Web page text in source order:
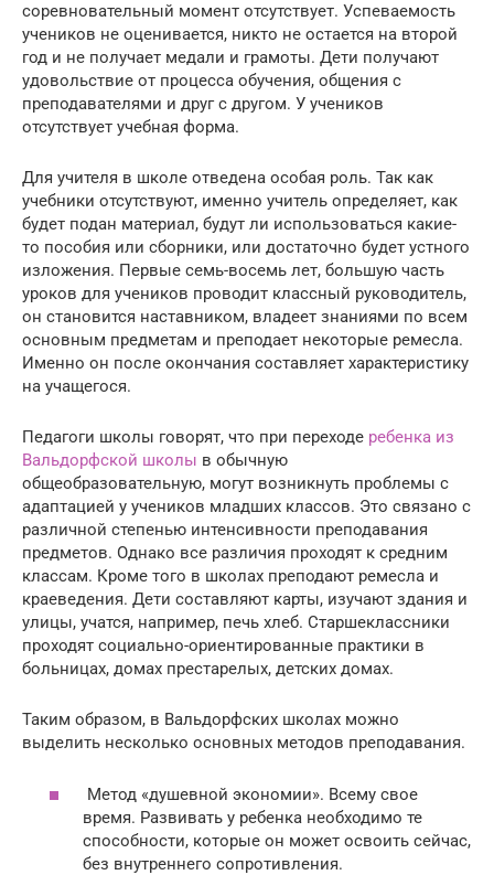
соревновательный момент отсутствует. Успеваемость
учеников не оценивается, никто не остается на второй
год и не получает медали и грамоты. Дети получают
удовольствие от процесса обучения, общения с
преподавателями и друг с другом. У учеников
отсутствует учебная форма.
Для учителя в школе отведена особая роль. Так как
учебники отсутствуют, именно учитель определяет, как
будет подан материал, будут ли использоваться какие-
то пособия или сборники, или достаточно будет устного
изложения. Первые семь-восемь лет, большую часть
уроков для учеников проводит классный руководитель,
он становится наставником, владеет знаниями по всем
основным предметам и преподает некоторые ремесла.
Именно он после окончания составляет характеристику
на учащегося.
Педагоги школы говорят, что при переходе ребенка из
Вальдорфской школы в обычную
общеобразовательную, могут возникнуть проблемы с
адаптацией у учеников младших классов. Это связано с
различной степенью интенсивности преподавания
предметов. Однако все различия проходят к средним
классам. Кроме того в школах преподают ремесла и
краеведения. Дети составляют карты, изучают здания и
улицы, учатся, например, печь хлеб. Старшеклассники
проходят социально-ориентированные практики в
больницах, домах престарелых, детских домах.
Таким образом, в Вальдорфских школах можно
выделить несколько основных методов преподавания.
Метод «душевной экономии». Всему свое
время. Развивать у ребенка необходимо те
способности, которые он может освоить сейчас,
без внутреннего сопротивления.